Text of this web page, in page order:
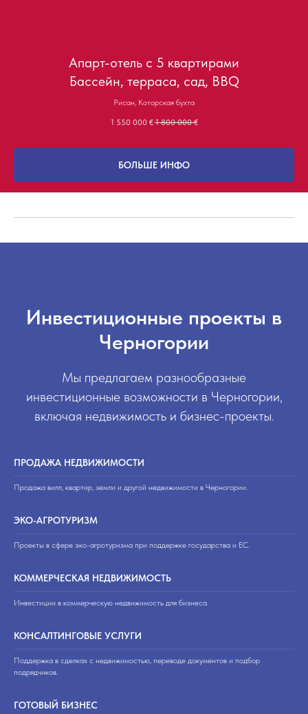
Апарт-отель с 5 квартирами
Бассейн, терраса, сад, BBQ
Рисан, Которская бухта
1 550 000 € 1 800 000 €
БОЛЬШЕ ИНФО
Инвестиционные проекты в
Черногории
Мы предлагаем разнообразные
инвестиционные возможности в Черногории,
включая недвижимость и бизнес-проекты.
ПРОДАЖА НЕДВИЖИМОСТИ
Продажа вилл, квартир, земли и другой недвижимости в Черногории.
ЭКО-АГРОТУРИЗМ
Проекты в сфере эко-агротуризма при поддержке государства и ЕС.
КОММЕРЧЕСКАЯ НЕДВИЖИМОСТЬ
Инвестиции в коммерческую недвижимость для бизнеса.
КОНСАЛТИНГОВЫЕ УСЛУГИ
Поддержка в сделках с недвижимостью, переводе документов и подбор
подрядчиков.
ГОТОВЫЙ БИЗНЕС